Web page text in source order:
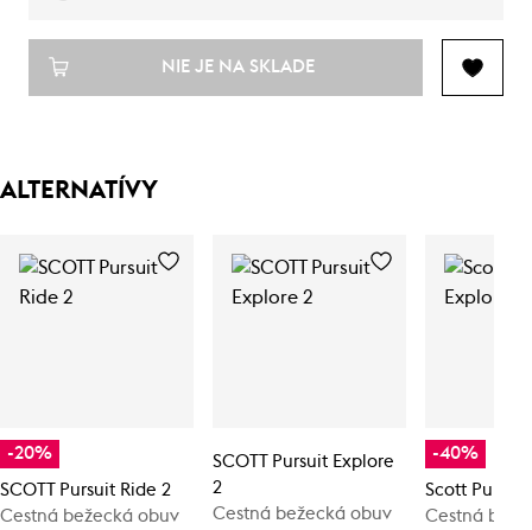
NIE JE NA SKLADE
ALTERNATÍVY
-20%
SCOTT Pursuit Ride 2
Cestná bežecká obuv
SCOTT Pursuit Explore
2
Cestná bežecká obuv
-40%
Scott Pursuit
Cestná